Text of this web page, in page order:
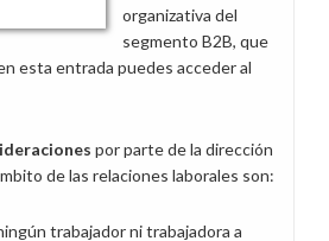
organizativa del
segmento B2B, que
esta entrada puedes acceder al
por parte de la dirección
de las relaciones laborales son:
trabajador ni trabajadora a